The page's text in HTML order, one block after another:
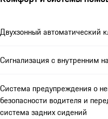
Двухзонный автоматический
Сигнализация с внутренним
Система предупреждения о
безопасности водителя и
система задних сидений